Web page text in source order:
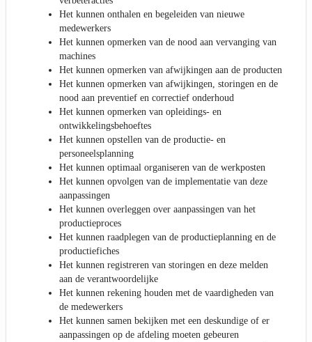
Het kunnen onthalen en begeleiden van nieuwe
medewerkers
Het kunnen opmerken van de nood aan vervanging van
machines
Het kunnen opmerken van afwijkingen aan de producten
Het kunnen opmerken van afwijkingen, storingen en de
nood aan preventief en correctief onderhoud
Het kunnen opmerken van opleidings- en
ontwikkelingsbehoeftes
Het kunnen opstellen van de productie- en
personeelsplanning
Het kunnen optimaal organiseren van de werkposten
Het kunnen opvolgen van de implementatie van deze
aanpassingen
Het kunnen overleggen over aanpassingen van het
productieproces
Het kunnen raadplegen van de productieplanning en de
productiefiches
Het kunnen registreren van storingen en deze melden
aan de verantwoordelijke
Het kunnen rekening houden met de vaardigheden van
de medewerkers
Het kunnen samen bekijken met een deskundige of er
aanpassingen op de afdeling moeten gebeuren